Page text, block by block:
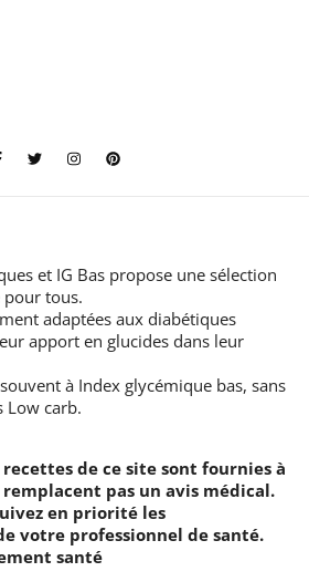
et IG Bas propose une sélection
pour tous.
adaptées aux diabétiques
apport en glucides dans leur
à Index glycémique bas, sans
Low carb.
de ce site sont fournies à
pas un avis médical.
en priorité les
votre professionnel de santé.
santé